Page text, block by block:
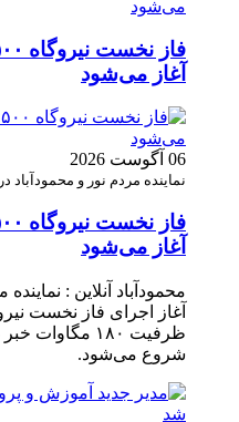
آغاز می‌شود
06 آگوست 2026
نماینده مردم نور و محمودآباد
آغاز می‌شود
محمودآباد آنلاین :
ظرفیت ۱۸۰
شروع می‌شود.